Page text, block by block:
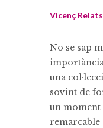
Vicenç Relats
No se sap
una
sovint de
un moment
remarcable